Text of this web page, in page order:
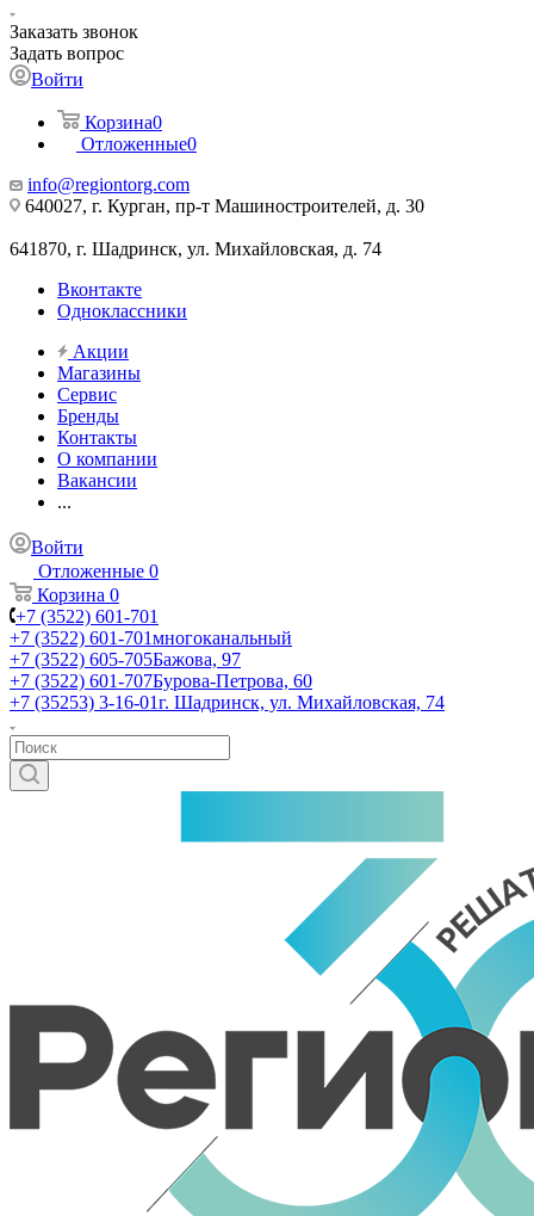
Заказать звонок
Задать вопрос
Войти
Корзина0
Отложенные0
info@regiontorg.com
640027, г. Курган, пр-т Машиностроителей, д. 30
641870, г. Шадринск, ул. Михайловская, д. 74
Вконтакте
Одноклассники
Акции
Магазины
Сервис
Бренды
Контакты
О компании
Вакансии
...
Войти
Отложенные 0
Корзина 0
+7 (3522) 601-701
+7 (3522) 601-701многоканальный
+7 (3522) 605-705Бажова, 97
+7 (3522) 601-707Бурова-Петрова, 60
+7 (35253) 3-16-01г. Шадринск, ул. Михайловская, 74